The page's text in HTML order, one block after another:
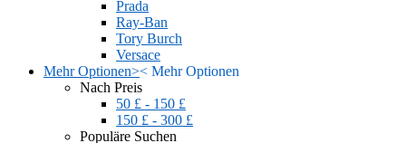
Prada
Ray-Ban
Tory Burch
Versace
Mehr Optionen>< Mehr Optionen
Nach Preis
50 £ - 150 £
150 £ - 300 £
Populäre Suchen